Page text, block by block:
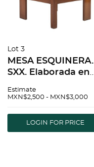
Lot 3
MESA ESQUINERA.
SXX. Elaborada en
puertas y soportes
molduras.
Estimate
MXN$2,500 - MXN$3,000
LOGIN FOR PRICE